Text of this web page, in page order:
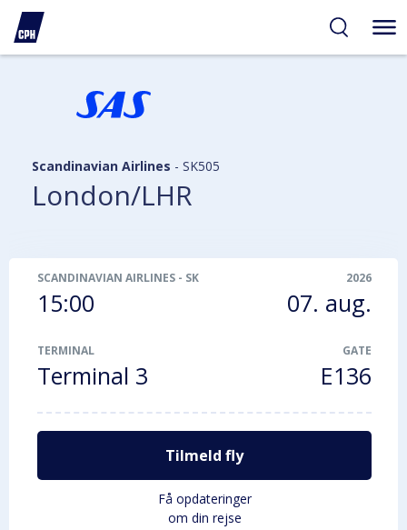
Scandinavian Airlines - SK505
London/LHR
SCANDINAVIAN AIRLINES - SK505
15:00
2026
07. aug.
TERMINAL
Terminal 3
GATE
E136
Tilmeld fly
Få opdateringer
om din rejse